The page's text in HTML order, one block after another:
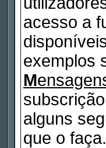
acesso a
exemplos
M
alguns
que o faça.